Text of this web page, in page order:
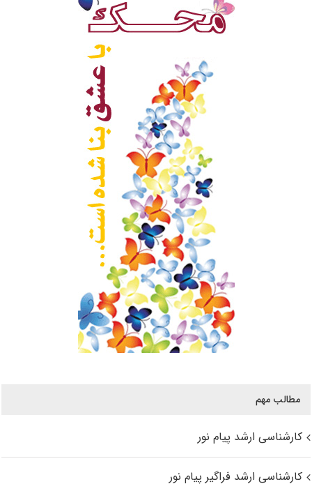
مطالب مهم
کارشناسی ارشد پیام نور
کارشناسی ارشد فراگیر پیام نور